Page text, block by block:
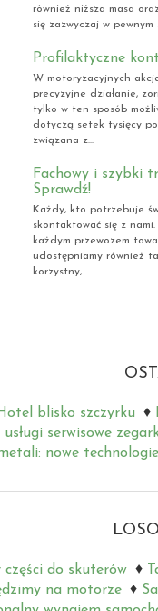
również niższa masa
się zazwyczaj w
Profilaktyczne
W motoryzacyjnych
precyzyjne działanie,
tylko w ten sposób
dotyczą setek tysięcy
związana z...
Fachowy i szybki
Sprawdź!
Każdy, kto potrzebuje
skontaktować się z
każdym przewozem
udostępniamy również
korzystny,...
blisko szczyrku
serwisowe
nowe
części do skuterów
na motorze